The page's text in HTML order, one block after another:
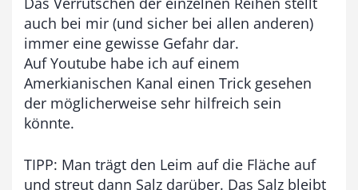
b
i
s
9
0
auch bei mir (und sicher bei allen anderen)
immer eine gewisse Gefahr dar.
Auf Youtube habe ich auf einem
Amerkianischen Kanal einen Trick gesehen
der möglicherweise sehr hilfreich sein
könnte.
TIPP: Man trägt den Leim auf die Fläche auf
und streut dann Salz darüber. Das Salz bleibt